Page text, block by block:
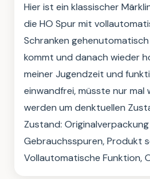
Hier ist ein klassischer
die HO Spur mit
Schranken
kommt und danach wieder
meiner Jugendzeit und
einwandfrei, müsste nur mal
werden um denktuellen
Zustand:
Gebrauchsspuren, Produkt
Vollautomatische Funktion,